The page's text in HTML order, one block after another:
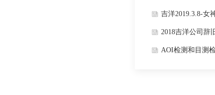
吉洋2019.3.8-女
2018吉洋公司辞
AOI检测和目测